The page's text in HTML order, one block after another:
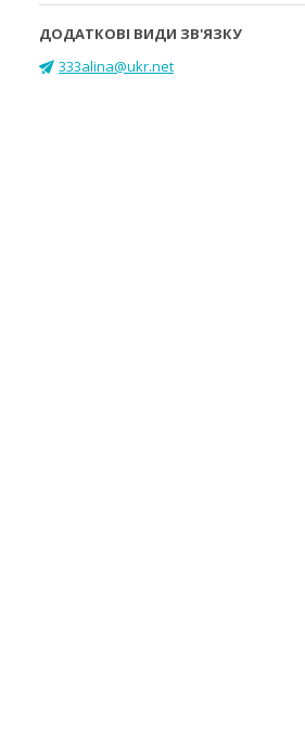
333alina@ukr.net